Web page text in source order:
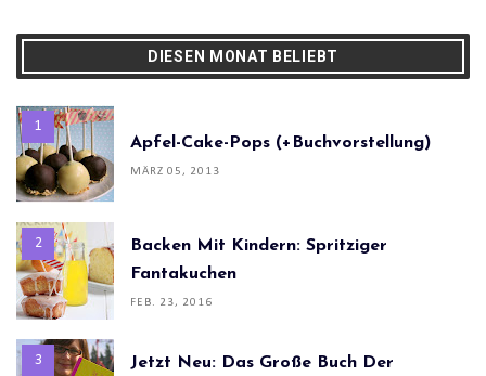
DIESEN MONAT BELIEBT
Apfel-Cake-Pops (+Buchvorstellung)
MÄRZ 05, 2013
Backen Mit Kindern: Spritziger
Fantakuchen
FEB. 23, 2016
Jetzt Neu: Das Große Buch Der